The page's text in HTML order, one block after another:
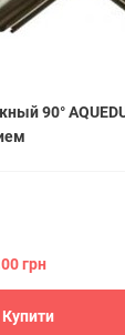
90°
грн
Купити